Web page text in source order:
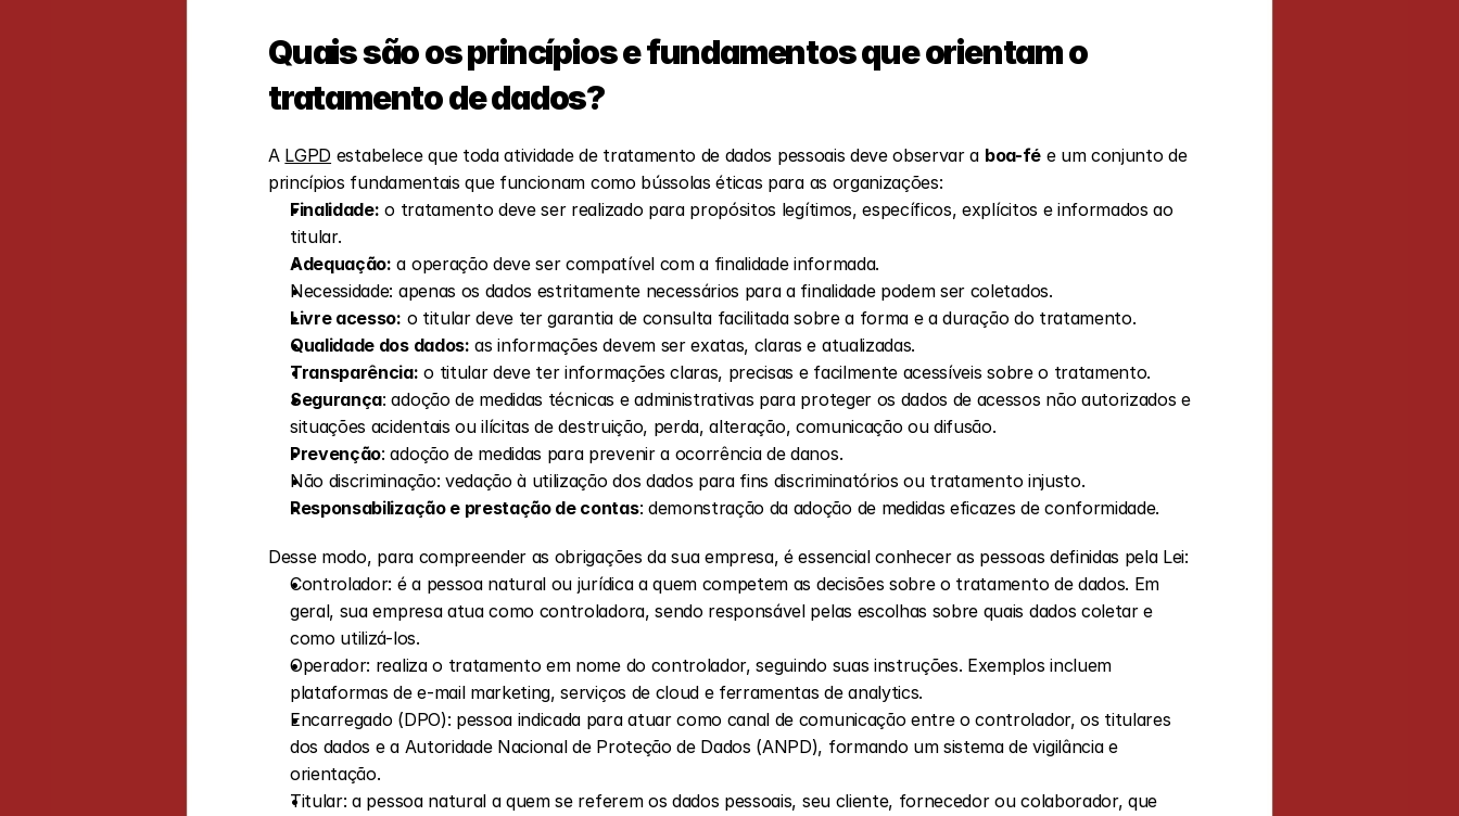
Quais são os princípios e fundamentos que orientam o
tratamento de dados?
A LGPD estabelece que toda atividade de tratamento de dados pessoais deve observar a boa-fé e um conjunto de
princípios fundamentais que funcionam como bússolas éticas para as organizações:
Finalidade: o tratamento deve ser realizado para propósitos legítimos, específicos, explícitos e informados ao
titular.
Adequação: a operação deve ser compatível com a finalidade informada.
Necessidade: apenas os dados estritamente necessários para a finalidade podem ser coletados.
Livre acesso: o titular deve ter garantia de consulta facilitada sobre a forma e a duração do tratamento.
Qualidade dos dados: as informações devem ser exatas, claras e atualizadas.
Transparência: o titular deve ter informações claras, precisas e facilmente acessíveis sobre o tratamento.
Segurança: adoção de medidas técnicas e administrativas para proteger os dados de acessos não autorizados e
situações acidentais ou ilícitas de destruição, perda, alteração, comunicação ou difusão.
Prevenção: adoção de medidas para prevenir a ocorrência de danos.
Não discriminação: vedação à utilização dos dados para fins discriminatórios ou tratamento injusto.
Responsabilização e prestação de contas: demonstração da adoção de medidas eficazes de conformidade.
Desse modo, para compreender as obrigações da sua empresa, é essencial conhecer as pessoas definidas pela Lei:
Controlador: é a pessoa natural ou jurídica a quem competem as decisões sobre o tratamento de dados. Em
geral, sua empresa atua como controladora, sendo responsável pelas escolhas sobre quais dados coletar e
como utilizá-los.
Operador: realiza o tratamento em nome do controlador, seguindo suas instruções. Exemplos incluem
plataformas de e-mail marketing, serviços de cloud e ferramentas de analytics.
Encarregado (DPO): pessoa indicada para atuar como canal de comunicação entre o controlador, os titulares
dos dados e a Autoridade Nacional de Proteção de Dados (ANPD), formando um sistema de vigilância e
orientação.
Titular: a pessoa natural a quem se referem os dados pessoais, seu cliente, fornecedor ou colaborador, que